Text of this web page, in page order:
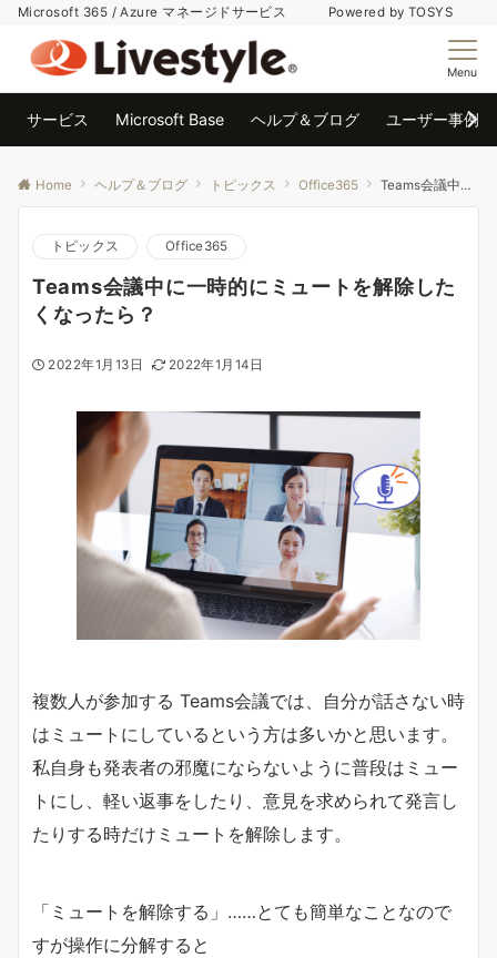
Microsoft 365 / Azure マネージドサービス Powered by TOSYS
Menu
サービス Microsoft Base ヘルプ＆ブログ ユーザー事例
Home ヘルプ＆ブログ トピックス Office365 Teams会議中に一時的にミュートを解除したくなったら？
トピックス Office365
Teams会議中に一時的にミュートを解除した
くなったら？
2022年1月13日 2022年1月14日
複数人が参加する Teams会議では、自分が話さない時
はミュートにしているという方は多いかと思います。
私自身も発表者の邪魔にならないように普段はミュー
トにし、軽い返事をしたり、意見を求められて発言し
たりする時だけミュートを解除します。
「ミュートを解除する」……とても簡単なことなので
すが操作に分解すると